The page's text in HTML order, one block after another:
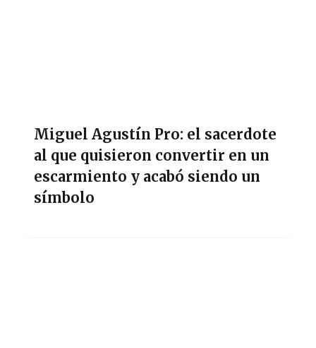
Miguel Agustín Pro: el sacerdote
al que quisieron convertir en un
escarmiento y acabó siendo un
símbolo